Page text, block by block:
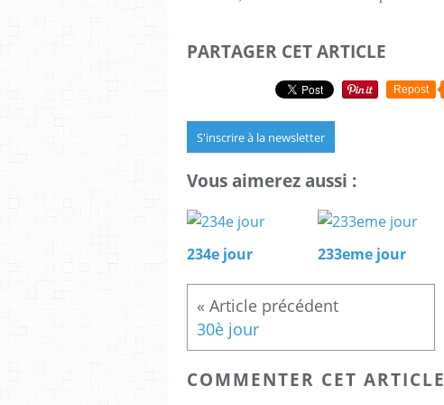
PARTAGER CET ARTICLE
Repost
S'inscrire à la newsletter
Vous aimerez aussi :
234e jour 233eme jour
30è jour
COMMENTER CET ARTICLE